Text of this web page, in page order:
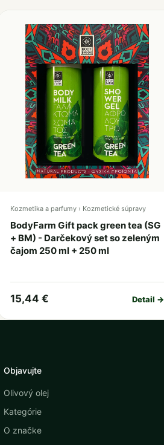
Kozmetika a parfumy › Kozmetické súpravy
BodyFarm Gift pack green tea (SG
+ BM) - Darčekový set so zeleným
čajom 250 ml + 250 ml
15,44 € Detail →
Objavujte
Olivový olej
Kategórie
O značke